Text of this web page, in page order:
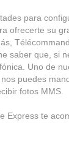
para
ofrecerte su
saber que, si
Uno de
puedes
fotos MMS.
Express te